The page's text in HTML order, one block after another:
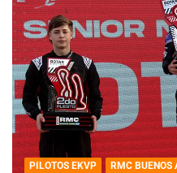
PILOTOS EKVP RMC BUENOS